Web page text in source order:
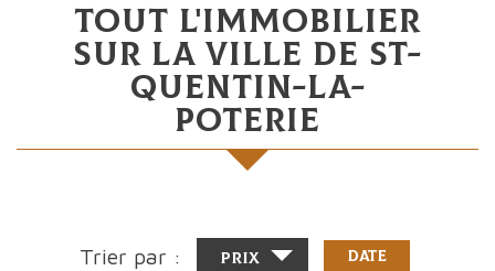
Tout l'immobilier
sur la ville de St-
Quentin-La-
Poterie
Trier par : Prix Date